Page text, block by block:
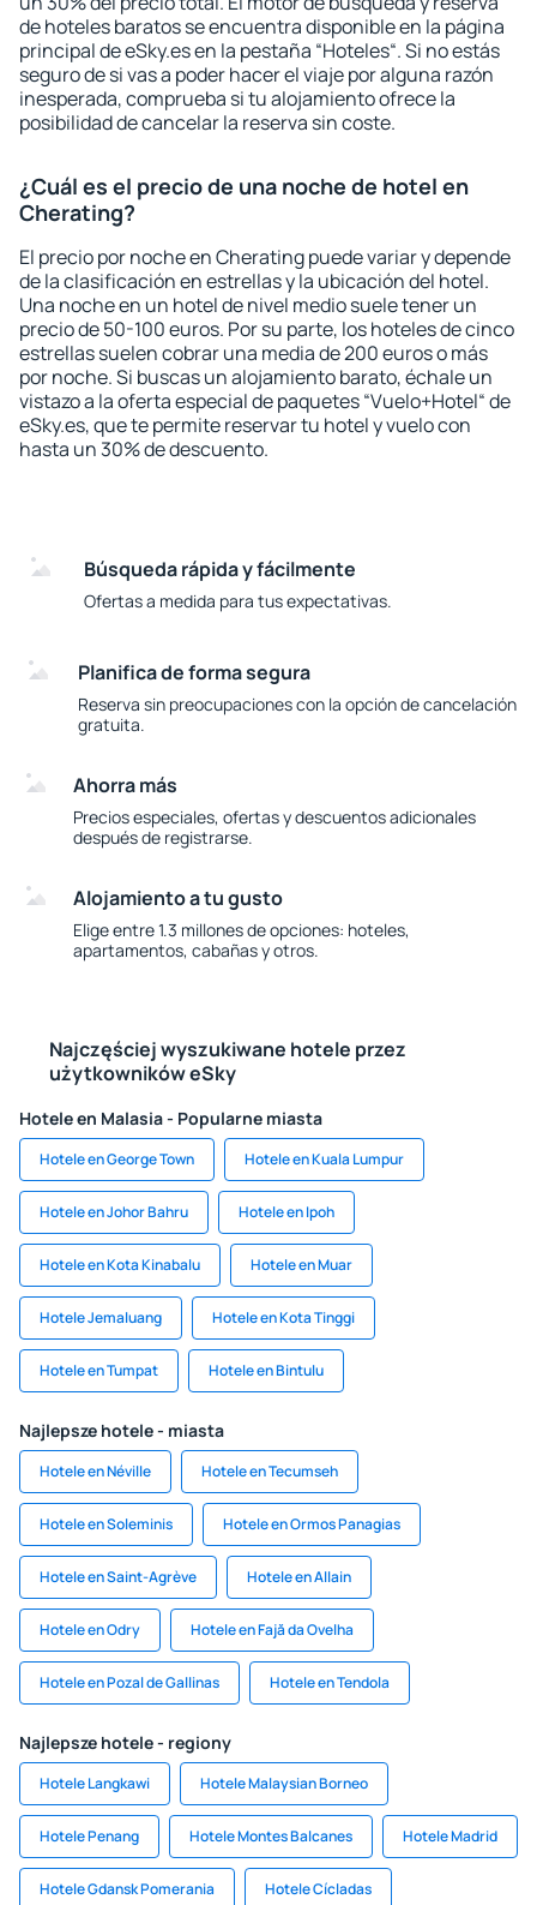
de hoteles baratos se encuentra disponible en la página
principal de eSky.es en la pestaña “Hoteles“. Si no estás
seguro de si vas a poder hacer el viaje por alguna razón
inesperada, comprueba si tu alojamiento ofrece la
posibilidad de cancelar la reserva sin coste.
¿Cuál es el precio de una noche de hotel en
Cherating?
El precio por noche en Cherating puede variar y depende
de la clasificación en estrellas y la ubicación del hotel.
Una noche en un hotel de nivel medio suele tener un
precio de 50-100 euros. Por su parte, los hoteles de cinco
estrellas suelen cobrar una media de 200 euros o más
por noche. Si buscas un alojamiento barato, échale un
vistazo a la oferta especial de paquetes “Vuelo+Hotel“ de
eSky.es, que te permite reservar tu hotel y vuelo con
hasta un 30% de descuento.
Búsqueda rápida y fácilmente
Ofertas a medida para tus expectativas.
Planifica de forma segura
Reserva sin preocupaciones con la opción de cancelación
gratuita.
Ahorra más
Precios especiales, ofertas y descuentos adicionales
después de registrarse.
Alojamiento a tu gusto
Elige entre 1.3 millones de opciones: hoteles,
apartamentos, cabañas y otros.
Najczęściej wyszukiwane hotele przez
użytkowników eSky
Hotele en Malasia - Popularne miasta
Hotele en George Town Hotele en Kuala Lumpur
Hotele en Johor Bahru Hotele en Ipoh
Hotele en Kota Kinabalu Hotele en Muar
Hotele Jemaluang Hotele en Kota Tinggi
Hotele en Tumpat Hotele en Bintulu
Najlepsze hotele - miasta
Hotele en Néville Hotele en Tecumseh
Hotele en Soleminis Hotele en Ormos Panagias
Hotele en Saint-Agrève Hotele en Allain
Hotele en Odry Hotele en Fajă da Ovelha
Hotele en Pozal de Gallinas Hotele en Tendola
Najlepsze hotele - regiony
Hotele Langkawi Hotele Malaysian Borneo
Hotele Penang Hotele Montes Balcanes Hotele Madrid
Hotele Gdansk Pomerania Hotele Cícladas